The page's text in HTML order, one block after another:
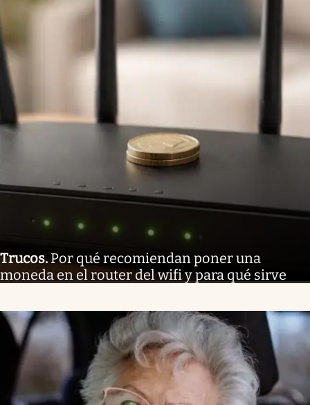
Trucos.Por qué recomiendan poner una
moneda en el router del wifi y para qué sirve